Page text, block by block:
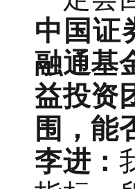
中国证
融通基
益投资
围，能
李进：